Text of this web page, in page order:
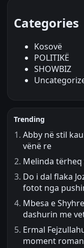
Categories
Kosovë
POLITIKË
SHOWBIZ
Trending
Abby në stil
vënë re
Melinda
Do i dal flaka
fotot nga
Mbesa e
dashurin me
Ermal
moment